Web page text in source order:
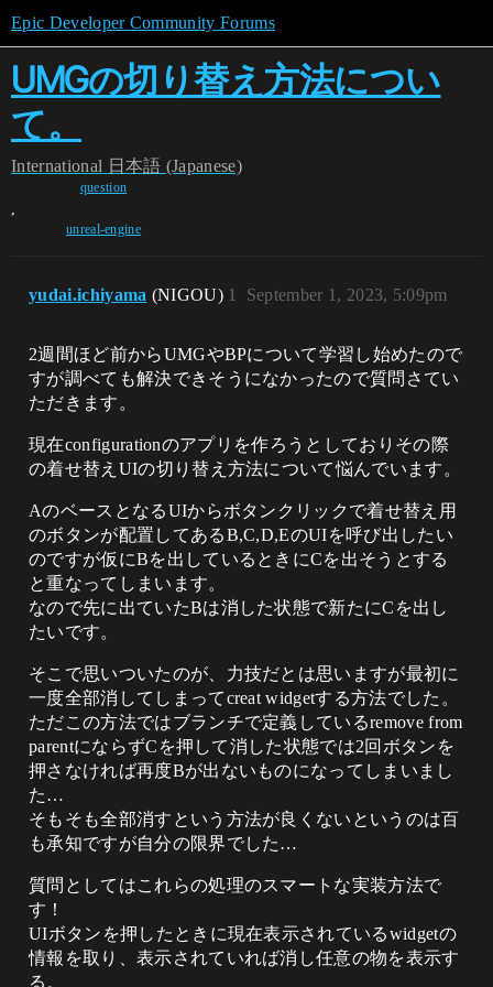
Epic Developer Community Forums
UMGの切り替え方法につい
て。
International 日本語 (Japanese)
question
,
unreal-engine
yudai.ichiyama (NIGOU) September 1, 2023, 5:09pm
1
2週間ほど前からUMGやBPについて学習し始めたので
すが調べても解決できそうになかったので質問さてい
ただきます。
現在configurationのアプリを作ろうとしておりその際
の着せ替えUIの切り替え方法について悩んでいます。
AのベースとなるUIからボタンクリックで着せ替え用
のボタンが配置してあるB,C,D,EのUIを呼び出したい
のですが仮にBを出しているときにCを出そうとする
と重なってしまいます。
なので先に出ていたBは消した状態で新たにCを出し
たいです。
そこで思いついたのが、力技だとは思いますが最初に
一度全部消してしまってcreat widgetする方法でした。
ただこの方法ではブランチで定義しているremove from
parentにならずCを押して消した状態では2回ボタンを
押さなければ再度Bが出ないものになってしまいまし
た…
そもそも全部消すという方法が良くないというのは百
も承知ですが自分の限界でした…
質問としてはこれらの処理のスマートな実装方法で
す！
UIボタンを押したときに現在表示されているwidgetの
情報を取り、表示されていれば消し任意の物を表示す
る。